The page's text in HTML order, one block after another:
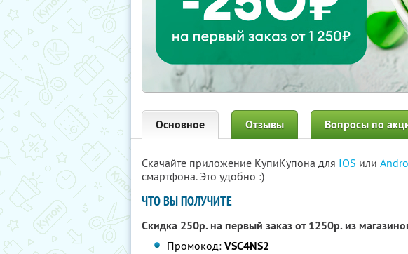
Основное Отзывы Вопросы по
Скачайте приложение КупиКупона для IOS или
смартфона. Это удобно :)
ЧТО ВЫ ПОЛУЧИТЕ
Скидка 250р. на первый заказ от 1250р. из
Промокод:VSC4NS2